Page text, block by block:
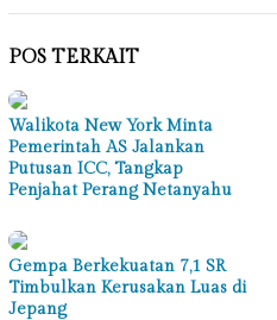
POS TERKAIT
Walikota New York Minta
Pemerintah AS Jalankan
Putusan ICC, Tangkap
Penjahat Perang Netanyahu
Gempa Berkekuatan 7,1 SR
Timbulkan Kerusakan Luas di
Jepang